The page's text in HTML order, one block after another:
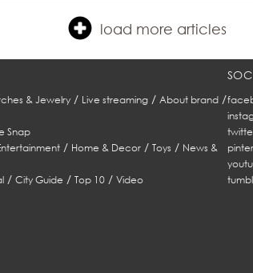
load more articles
& Jewelry/ Live streaming/ About brand/
Snap
/ Home & Decor/ Toys / News &
/City Guide /Top 10 /Video